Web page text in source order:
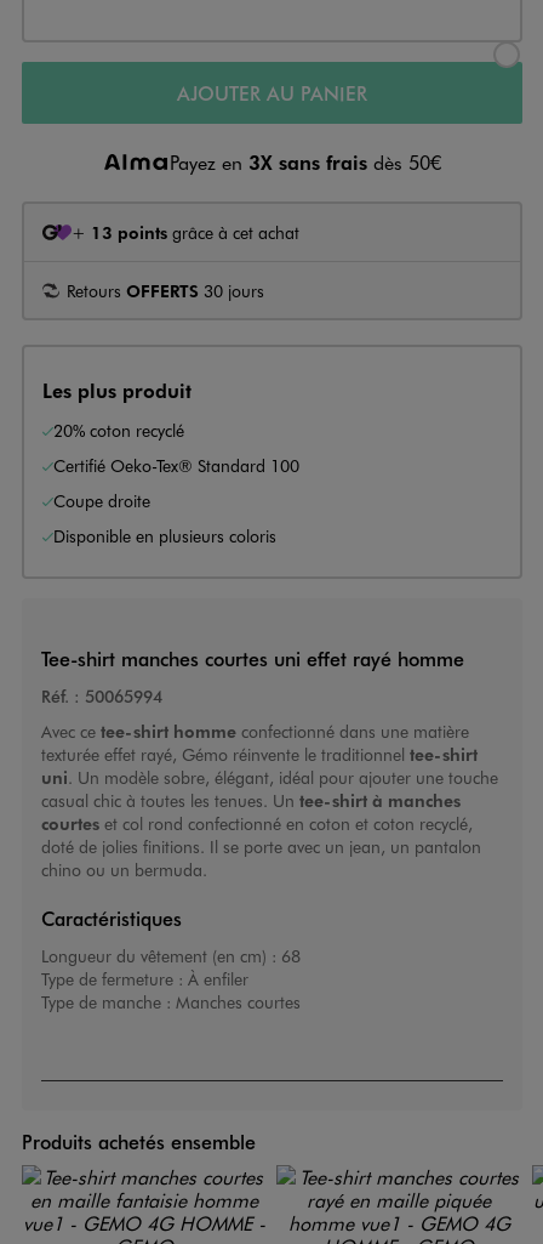
AJOUTER AU PANIER
Payez en 3X sans frais dès 50€
+ 13 points grâce à cet achat
Retours OFFERTS 30 jours
Les plus produit
20% coton recyclé
Certifié Oeko-Tex® Standard 100
Coupe droite
Disponible en plusieurs coloris
Tee-shirt manches courtes uni effet rayé homme
Réf. : 50065994
Avec ce tee-shirt hommeconfectionné dans une matière
texturée effet rayé, Gémo réinvente le traditionnel tee-shirt
uni. Un modèle sobre, élégant, idéal pour ajouter une touche
casual chic à toutes les tenues. Un tee-shirt à manches
courteset col rond confectionné en coton et coton recyclé,
doté de jolies finitions. Il se porte avec un jean, un pantalon
chino ou un bermuda.
Caractéristiques
Longueur du vêtement (en cm) : 68
Type de fermeture : À enfiler
Type de manche : Manches courtes
Produits achetés ensemble